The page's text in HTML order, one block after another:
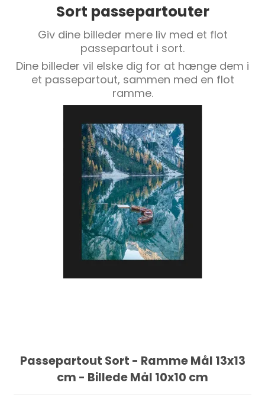
Sort passepartouter
Giv dine billeder mere liv med et flot
passepartout i sort.
Dine billeder vil elske dig for at hænge dem i
et passepartout, sammen med en flot
ramme.
Passepartout Sort - Ramme Mål 13x13
cm - Billede Mål 10x10 cm